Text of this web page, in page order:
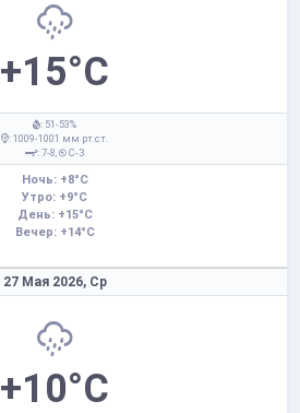
+15°C
: 51-53%
: 1009-1001 мм рт.ст.
: 7-8,
С-З
Ночь: +8°C
Утро: +9°C
День: +15°C
Вечер: +14°C
27 Мая 2026, Ср
+10°C